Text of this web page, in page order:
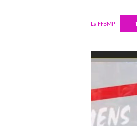
La FFBMP